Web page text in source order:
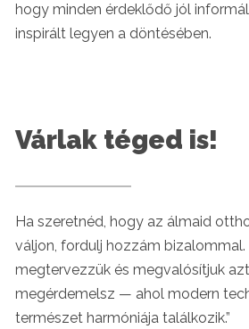
hogy minden érdeklődő jól
inspirált legyen a döntésében.
Várlak téged is!
Ha szeretnéd, hogy az álmaid
váljon, fordulj hozzám
megtervezzük és megvalósítjuk
megérdemelsz — ahol modern
természet harmóniája találkozik.”